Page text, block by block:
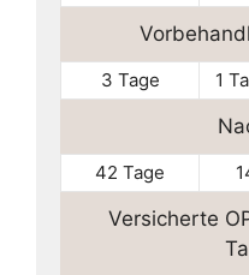
3 Tage 1
42 Tage
Versicherte